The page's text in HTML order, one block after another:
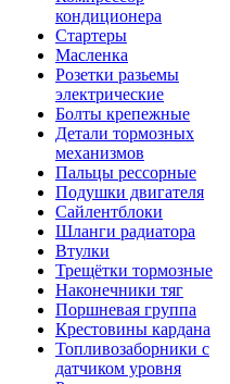
кондиционера
Стартеры
Масленка
Розетки разьемы
электрические
Болты крепежные
Детали тормозных
механизмов
Пальцы рессорные
Подушки двигателя
Сайлентблоки
Шланги радиатора
Втулки
Трещётки тормозные
Наконечники тяг
Поршневая группа
Крестовины кардана
Топливозаборники с
датчиком уровня